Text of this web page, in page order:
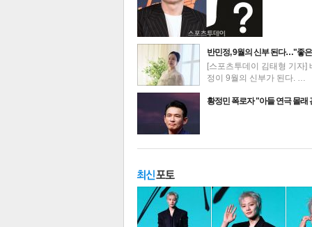
기
최신뉴스
반민정, 9월의 신부 된다…"좋
[스포츠투데이 김태형 기자]
정이 9월의 신부가 된다. …
황정민 폭로자 "아들 연극 몰